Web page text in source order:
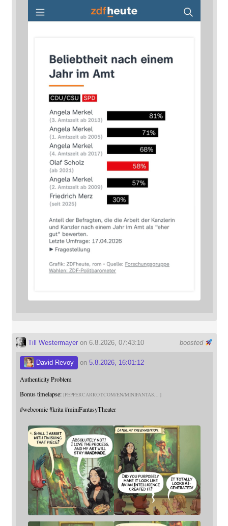
boosted
Till Westermayeron 6.8.2026, 07:43:10
David Revoy on 5.8.2026, 16:01:12
Authenticity Problem
Bonus timelapse: PEPPERCARROT.COM/EN/MINIFANTAS
#webcomic #krita #miniFantasyTheater